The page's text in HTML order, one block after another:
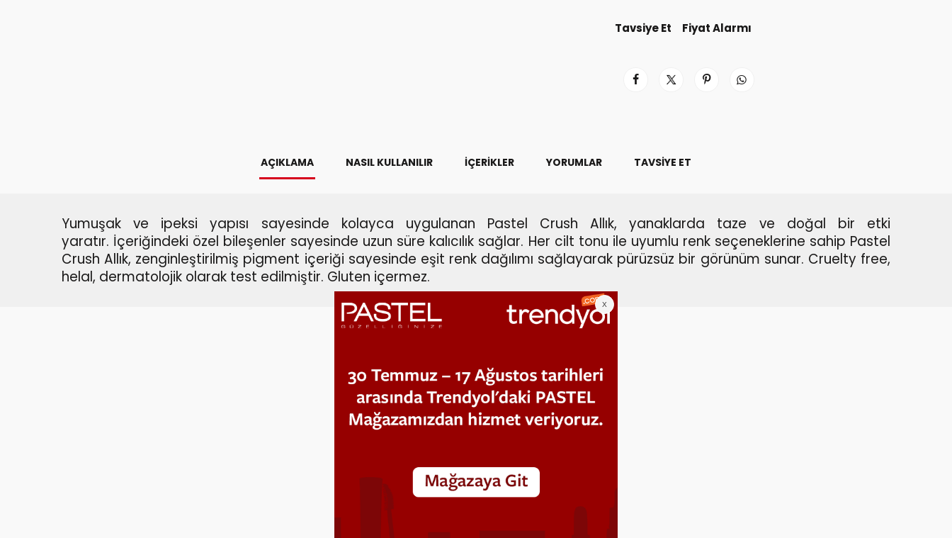
Tavsiye Et Fiyat Alarmı
AÇIKLAMA NASIL KULLANILIR İÇERIKLER YORUMLAR TAVSIYE ET
Yumuşak ve ipeksi yapısı sayesinde kolayca uygulanan Pastel Crush Allık, yanaklarda taze ve doğal bir etki
yaratır. İçeriğindeki özel bileşenler sayesinde uzun süre kalıcılık sağlar. Her cilt tonu ile uyumlu renk seçeneklerine sahip Pastel
Crush Allık, zenginleştirilmiş pigment içeriği sayesinde eşit renk dağılımı sağlayarak pürüzsüz bir görünüm sunar. Cruelty free,
helal, dermatolojik olarak test edilmiştir. Gluten içermez.